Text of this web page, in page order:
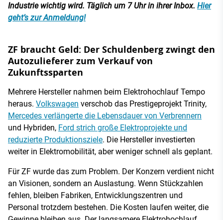
Industrie wichtig wird. Täglich um 7 Uhr in ihrer Inbox. Hier
geht’s zur Anmeldung!
ZF braucht Geld: Der Schuldenberg zwingt den
Autozulieferer zum Verkauf von
Zukunftssparten
Mehrere Hersteller nahmen beim Elektrohochlauf Tempo
heraus. Volkswagen verschob das Prestigeprojekt Trinity,
Mercedes verlängerte die Lebensdauer von Verbrennern
und Hybriden, Ford strich große Elektroprojekte und
reduzierte Produktionsziele. Die Hersteller investierten
weiter in Elektromobilität, aber weniger schnell als geplant.
Für ZF wurde das zum Problem. Der Konzern verdient nicht
an Visionen, sondern an Auslastung. Wenn Stückzahlen
fehlen, bleiben Fabriken, Entwicklungszentren und
Personal trotzdem bestehen. Die Kosten laufen weiter, die